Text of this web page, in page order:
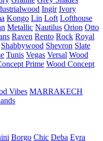
Ingir Ivory
Kongo Lin Loft Lofthouse
Metallic Nautilus Orion Otto
Raven Rento Rock Royal
Shabbywood Shevron Slate
Tunis Vegas Versal Wood
Prime Wood Concept
Vibes MARRAKECH
Borgo Chic Deba Eyra